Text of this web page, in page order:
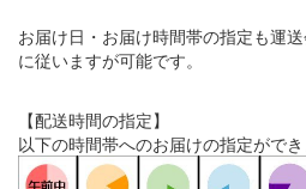
お届け日・お届け時間帯の指定も運
に従いますが可能です。
【配送時間の指定】
以下の時間帯へのお届けの指定ができ